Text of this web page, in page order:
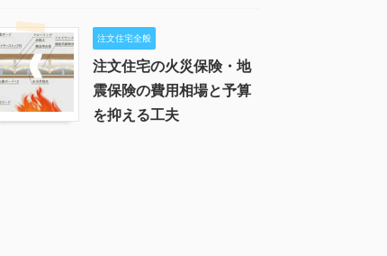
注文住宅全般
注文住宅の火災保険・地
震保険の費用相場と予算
を抑える工夫